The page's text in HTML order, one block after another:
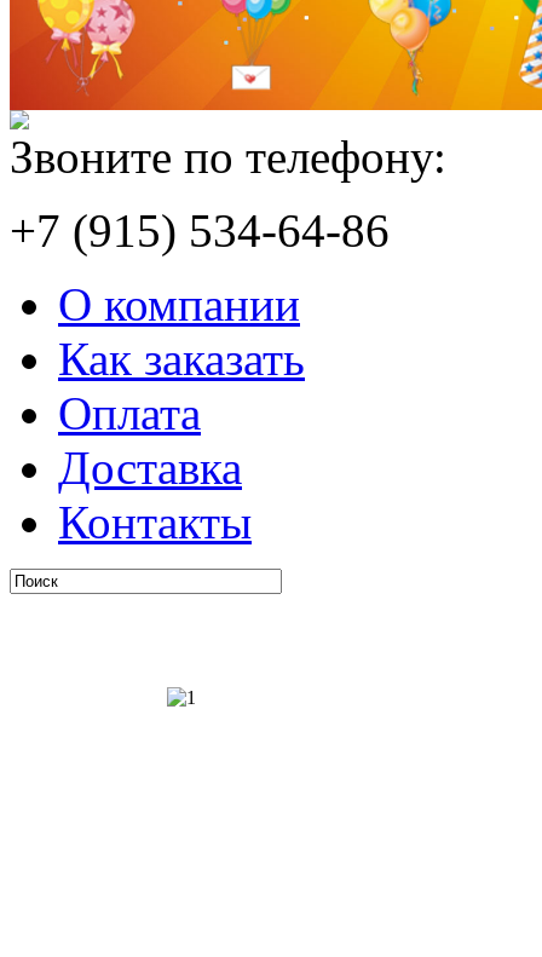
Звоните по телефону:
+7 (915) 534-64-86
О компании
Как заказать
Оплата
Доставка
Контакты